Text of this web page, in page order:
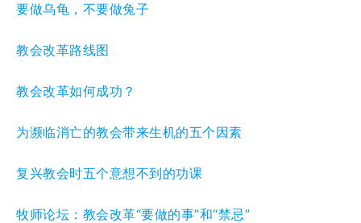
要做乌龟，不要做兔子
教会改革路线图
教会改革如何成功？
为濒临消亡的教会带来生机的五个因素
复兴教会时五个意想不到的功课
牧师论坛：教会改革“要做的事”和“禁忌”